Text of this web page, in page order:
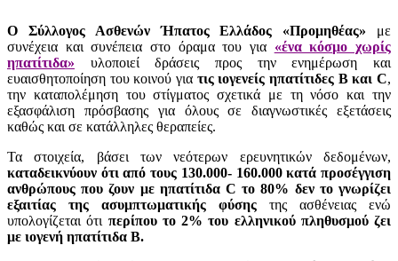
Ο Σύλλογος Ασθενών Ήπατος Ελλάδος «Προμηθέας» με
συνέχεια και συνέπεια στο όραμα του για «ένα κόσμο χωρίς
ηπατίτιδα» υλοποιεί δράσεις προς την ενημέρωση και
ευαισθητοποίηση του κοινού για τις ιογενείς ηπατίτιδες Β και C,
την καταπολέμηση του στίγματος σχετικά με τη νόσο και την
εξασφάλιση πρόσβασης για όλους σε διαγνωστικές εξετάσεις
καθώς και σε κατάλληλες θεραπείες.
Τα στοιχεία, βάσει των νεότερων ερευνητικών δεδομένων,
καταδεικνύουν ότι από τους 130.000- 160.000 κατά προσέγγιση
ανθρώπους που ζουν με ηπατίτιδα C το 80% δεν το γνωρίζει
εξαιτίας της ασυμπτωματικής φύσης της ασθένειας ενώ
υπολογίζεται ότι περίπου το 2% του ελληνικού πληθυσμού ζει
με ιογενή ηπατίτιδα Β.